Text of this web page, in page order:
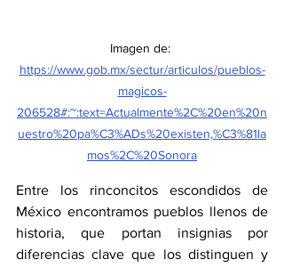
Imagen de:
https://www.gob.mx/sectur/articulos/pueblos-
magicos-
206528#:~:text=Actualmente%2C%20en%20n
uestro%20pa%C3%ADs%20existen,%C3%81la
mos%2C%20Sonora
Entre los rinconcitos escondidos de
México encontramos pueblos llenos de
historia, que portan insignias por
diferencias clave que los distinguen y